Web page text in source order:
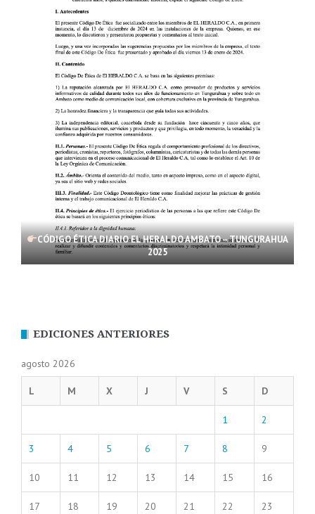
CÓDIGO ÉTICA DIARIO EL HERALDO AMBATO – TUNGURAHUA
2025
EDICIONES ANTERIORES
agosto 2026
L M X J V S D
1 2
3 4 5 6 7 8 9
10 11 12 13 14 15 16
17 18 19 20 21 22 23